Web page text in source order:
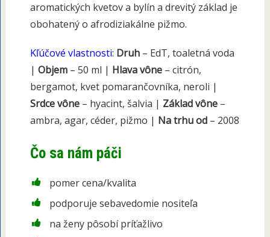
aromatických kvetov a bylín a drevitý základ je
obohatený o afrodiziakálne pižmo.
Kľúčové vlastnosti: Druh– EdT, toaletná voda
| Objem– 50 ml | Hlava vône– citrón,
bergamot, kvet pomarančovníka, neroli |
Srdce vône– hyacint, šalvia | Základ vône–
ambra, agar, céder, pižmo | Na trhu od– 2008
Čo sa nám páči
pomer cena/kvalita
podporuje sebavedomie nositeľa
na ženy pôsobí príťažlivo